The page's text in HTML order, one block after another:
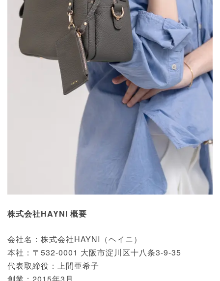
株式会社HAYNI 概要
会社名：株式会社HAYNI（ヘイニ）
本社：〒532-0001 大阪市淀川区十八条3-9-35
代表取締役：上間亜希子